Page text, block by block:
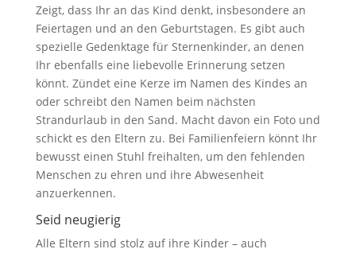
Zeigt, dass Ihr an das Kind denkt, insbesondere an
Feiertagen und an den Geburtstagen. Es gibt auch
spezielle Gedenktage für Sternenkinder, an denen
Ihr ebenfalls eine liebevolle Erinnerung setzen
könnt. Zündet eine Kerze im Namen des Kindes an
oder schreibt den Namen beim nächsten
Strandurlaub in den Sand. Macht davon ein Foto und
schickt es den Eltern zu. Bei Familienfeiern könnt Ihr
bewusst einen Stuhl freihalten, um den fehlenden
Menschen zu ehren und ihre Abwesenheit
anzuerkennen.
Seid neugierig
Alle Eltern sind stolz auf ihre Kinder – auch